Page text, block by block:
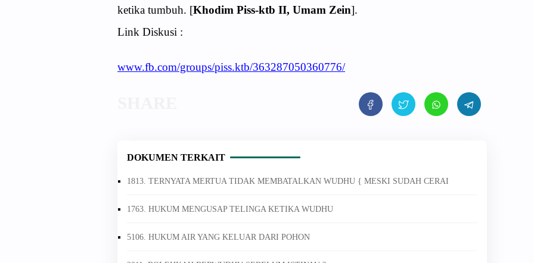
ketika tumbuh. [Khodim Piss-ktb II, Umam Zein].
Link Diskusi :
www.fb.com/groups/piss.ktb/363287050360776/
DOKUMEN TERKAIT
1813. TERNYATA MERTUA TIDAK MEMBATALKAN WUDHU { MESKI SUDAH CERAI
1763. HUKUM MENGUSAP TELINGA KETIKA WUDHU
5106. HUKUM AIR YANG KELUAR DARI POHON